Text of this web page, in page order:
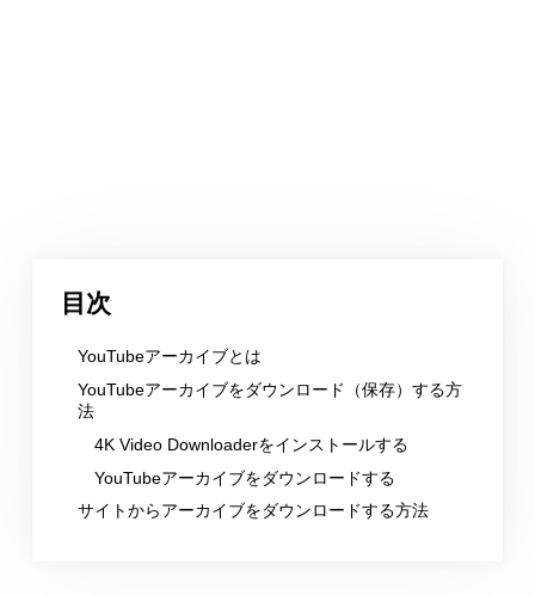
目次
YouTubeアーカイブとは
YouTubeアーカイブをダウンロード（保存）する方
法
4K Video Downloaderをインストールする
YouTubeアーカイブをダウンロードする
サイトからアーカイブをダウンロードする方法